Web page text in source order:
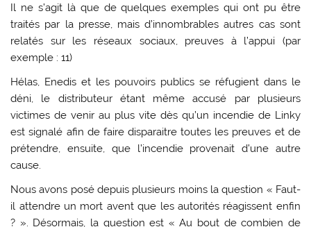
Il ne s’agit là que de quelques exemples qui ont pu être
traités par la presse, mais d’innombrables autres cas sont
relatés sur les réseaux sociaux, preuves à l’appui (par
exemple : 11)
Hélas, Enedis et les pouvoirs publics se réfugient dans le
déni, le distributeur étant même accusé par plusieurs
victimes de venir au plus vite dès qu’un incendie de Linky
est signalé afin de faire disparaitre toutes les preuves et de
prétendre, ensuite, que l’incendie provenait d’une autre
cause.
Nous avons posé depuis plusieurs moins la question « Faut-
il attendre un mort avent que les autorités réagissent enfin
? ». Désormais, la question est « Au bout de combien de